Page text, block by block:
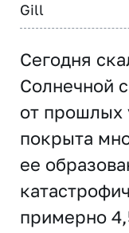
Gill
Сегодня
Солнечной
от прошлых
покрыта
ее
примерно